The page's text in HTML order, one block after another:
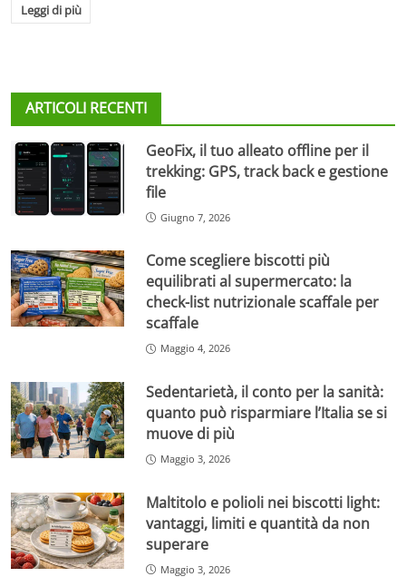
Leggi di più
ARTICOLI RECENTI
GeoFix, il tuo alleato offline per il
trekking: GPS, track back e gestione
file
Giugno 7, 2026
Come scegliere biscotti più
equilibrati al supermercato: la
check-list nutrizionale scaffale per
scaffale
Maggio 4, 2026
Sedentarietà, il conto per la sanità:
quanto può risparmiare l’Italia se si
muove di più
Maggio 3, 2026
Maltitolo e polioli nei biscotti light:
vantaggi, limiti e quantità da non
superare
Maggio 3, 2026